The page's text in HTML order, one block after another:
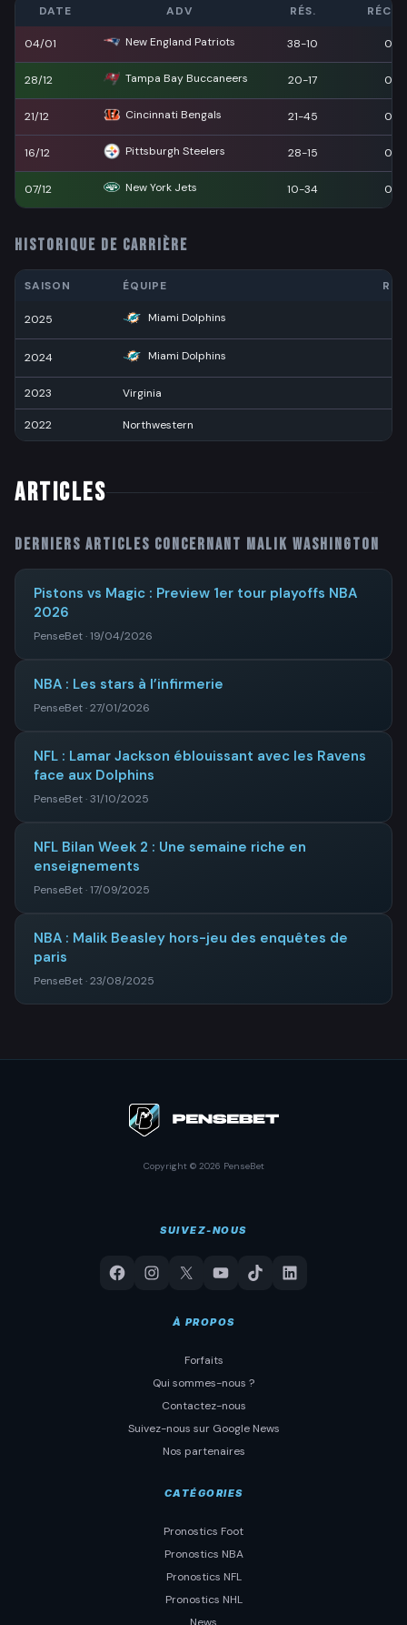
DATE ADV RÉS.
04/01 New England Patriots 38-10 0
28/12 Tampa Bay Buccaneers 20-17 0
21/12 Cincinnati Bengals 21-45 0
16/12 Pittsburgh Steelers 28-15 0
07/12 New York Jets 10-34 0
HISTORIQUE DE CARRIÈRE
SAISON ÉQUIPE
2025 Miami Dolphins
2024 Miami Dolphins
2023 Virginia
2022 Northwestern
ARTICLES
Derniers articles concernant Malik Washington
Pistons vs Magic : Preview 1er tour playoffs NBA
2026
PenseBet · 19/04/2026
NBA : Les stars à l’infirmerie
PenseBet · 27/01/2026
NFL : Lamar Jackson éblouissant avec les Ravens
face aux Dolphins
PenseBet · 31/10/2025
NFL Bilan Week 2 : Une semaine riche en
enseignements
PenseBet · 17/09/2025
NBA : Malik Beasley hors-jeu des enquêtes de
paris
PenseBet · 23/08/2025
Copyright © 2026 PenseBet
SUIVEZ-NOUS
À PROPOS
Forfaits
Qui sommes-nous ?
Contactez-nous
Suivez-nous sur Google News
Nos partenaires
CATÉGORIES
Pronostics Foot
Pronostics NBA
Pronostics NFL
Pronostics NHL
News